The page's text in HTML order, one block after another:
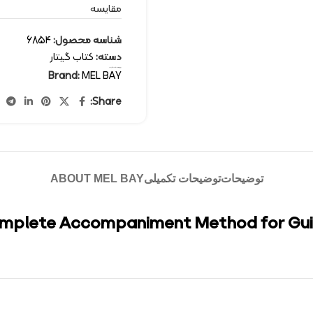
مقایسه
شناسه محصول:6854
دسته:کتاب گیتار
برچسب:کتاب گیتار
Brand:MEL BAY
Share:
توضیحاتتوضیحات تکمیلیABOUT MEL BAY
Accompaniment Method for